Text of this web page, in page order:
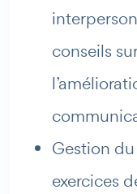
conseils
Gestion
exercices